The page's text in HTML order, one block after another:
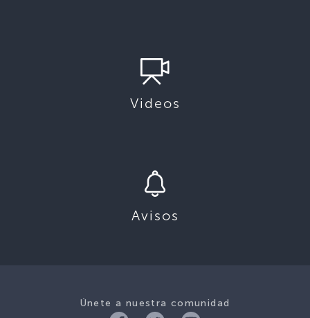
Videos
Avisos
Únete a nuestra comunidad